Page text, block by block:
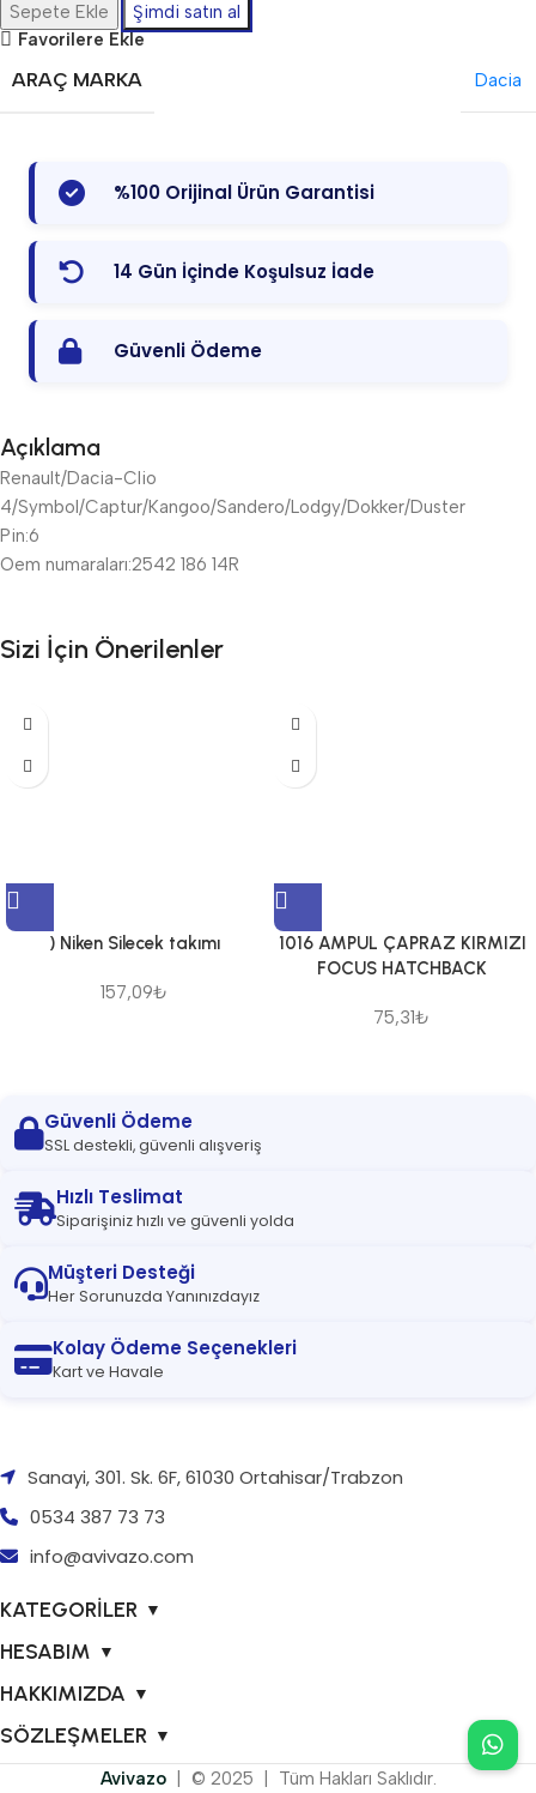
Sepete Ekle
Şimdi satın al
Favorilere Ekle
ARAÇ MARKA Dacia
%100 Orijinal Ürün Garantisi
14 Gün İçinde Koşulsuz İade
Güvenli Ödeme
Açıklama
Renault/Dacia-Clio
4/Symbol/Captur/Kangoo/Sandero/Lodgy/Dokker/Duster
Pin:6
Oem numaraları:2542 186 14R
Sizi İçin Önerilenler
) Niken Silecek takımı
157,09₺
1016 AMPUL ÇAPRAZ KIRMIZI
FOCUS HATCHBACK
75,31₺
Güvenli Ödeme
SSL destekli, güvenli alışveriş
Hızlı Teslimat
Siparişiniz hızlı ve güvenli yolda
Müşteri Desteği
Her Sorunuzda Yanınızdayız
Kolay Ödeme Seçenekleri
Kart ve Havale
Sanayi, 301. Sk. 6F, 61030 Ortahisar/Trabzon
0534 387 73 73
info@avivazo.com
KATEGORİLER ▼
HESABIM ▼
HAKKIMIZDA ▼
SÖZLEŞMELER ▼
Avivazo | © 2025 | Tüm Hakları Saklıdır.